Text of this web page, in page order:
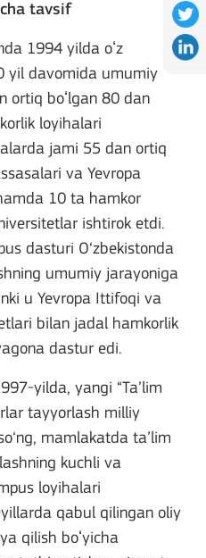
tavsif
1994 yilda oʻz
yil davomida umumiy
ortiq boʻlgan 80 dan
loyihalari
jami 55 dan ortiq
va Yevropa
10 ta hamkor
ishtirok etdi.
dasturi O‘zbekistonda
umumiy jarayoniga
u Yevropa Ittifoqi va
bilan jadal hamkorlik
dastur edi.
yilda, yangi “Ta’lim
tayyorlash milliy
mamlakatda ta’lim
kuchli va
loyihalari
qabul qilingan oliy
qilish boʻyicha